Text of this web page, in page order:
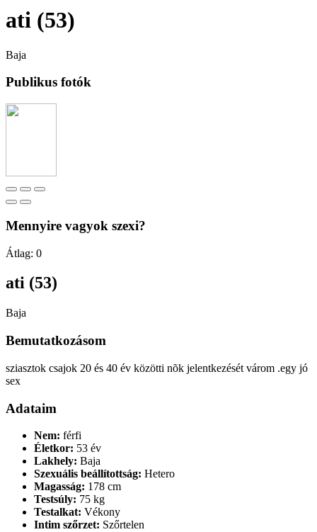
ati (53)
Baja
Publikus fotók
Mennyire vagyok szexi?
Átlag: 0
ati (53)
Baja
Bemutatkozásom
sziasztok csajok 20 és 40 év közötti nõk jelentkezését várom .egy jó
sex
Adataim
Nem: férfi
Életkor: 53 év
Lakhely: Baja
Szexuális beállítottság: Hetero
Magasság: 178 cm
Testsúly: 75 kg
Testalkat: Vékony
Intim szőrzet: Szőrtelen